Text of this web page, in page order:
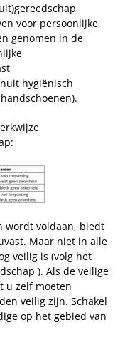
voor persoonlijke
genomen in de
hygiënisch
wordt voldaan, biedt
Maar niet in alle
veilig is (volg het
). Als de veilige
u zelf moeten
veilig zijn. Schakel
op het gebied van